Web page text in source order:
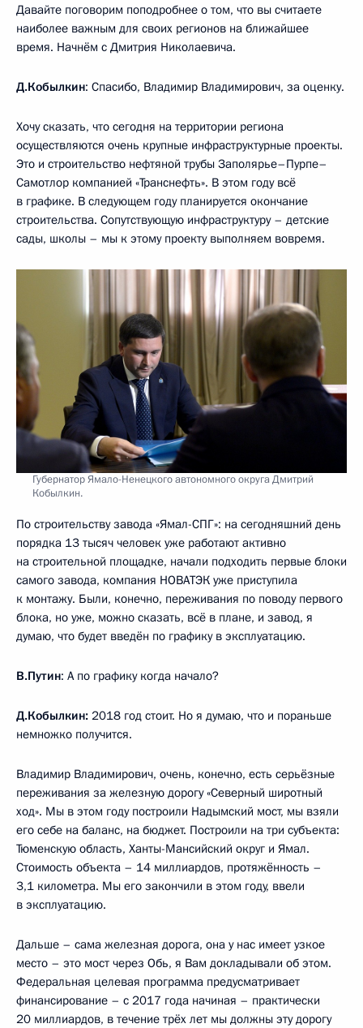
Давайте поговорим поподробнее о том, что вы считаете
наиболее важным для своих регионов на ближайшее
время. Начнём с Дмитрия Николаевича.
Д.Кобылкин: Спасибо, Владимир Владимирович, за оценку.
Хочу сказать, что сегодня на территории региона
осуществляются очень крупные инфраструктурные проекты.
Это и строительство нефтяной трубы Заполярье–Пурпе–
Самотлор компанией «Транснефть». В этом году всё
в графике. В следующем году планируется окончание
строительства. Сопутствующую инфраструктуру – детские
сады, школы – мы к этому проекту выполняем вовремя.
Губернатор Ямало-Ненецкого автономного округа Дмитрий
Кобылкин.
По строительству завода «Ямал-СПГ»: на сегодняшний день
порядка 13 тысяч человек уже работают активно
на строительной площадке, начали подходить первые блоки
самого завода, компания НОВАТЭК уже приступила
к монтажу. Были, конечно, переживания по поводу первого
блока, но уже, можно сказать, всё в плане, и завод, я
думаю, что будет введён по графику в эксплуатацию.
В.Путин: А по графику когда начало?
Д.Кобылкин: 2018 год стоит. Но я думаю, что и пораньше
немножко получится.
Владимир Владимирович, очень, конечно, есть серьёзные
переживания за железную дорогу «Северный широтный
ход». Мы в этом году построили Надымский мост, мы взяли
его себе на баланс, на бюджет. Построили на три субъекта:
Тюменскую область, Ханты-Мансийский округ и Ямал.
Стоимость объекта – 14 миллиардов, протяжённость –
3,1 километра. Мы его закончили в этом году, ввели
в эксплуатацию.
Дальше – сама железная дорога, она у нас имеет узкое
место – это мост через Обь, я Вам докладывали об этом.
Федеральная целевая программа предусматривает
финансирование – с 2017 года начиная – практически
20 миллиардов, в течение трёх лет мы должны эту дорогу